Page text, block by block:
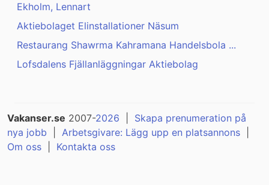
Ekholm, Lennart
Aktiebolaget Elinstallationer Näsum
Restaurang Shawrma Kahramana Handelsbola ...
Lofsdalens Fjällanläggningar Aktiebolag
Vakanser.se 2007-2026
Skapa prenumeration på
nya jobb
Arbetsgivare: Lägg upp en platsannons
Om oss
Kontakta oss